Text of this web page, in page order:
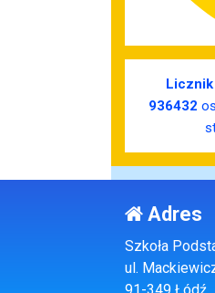
936432
Adres
Szkoła
ul.